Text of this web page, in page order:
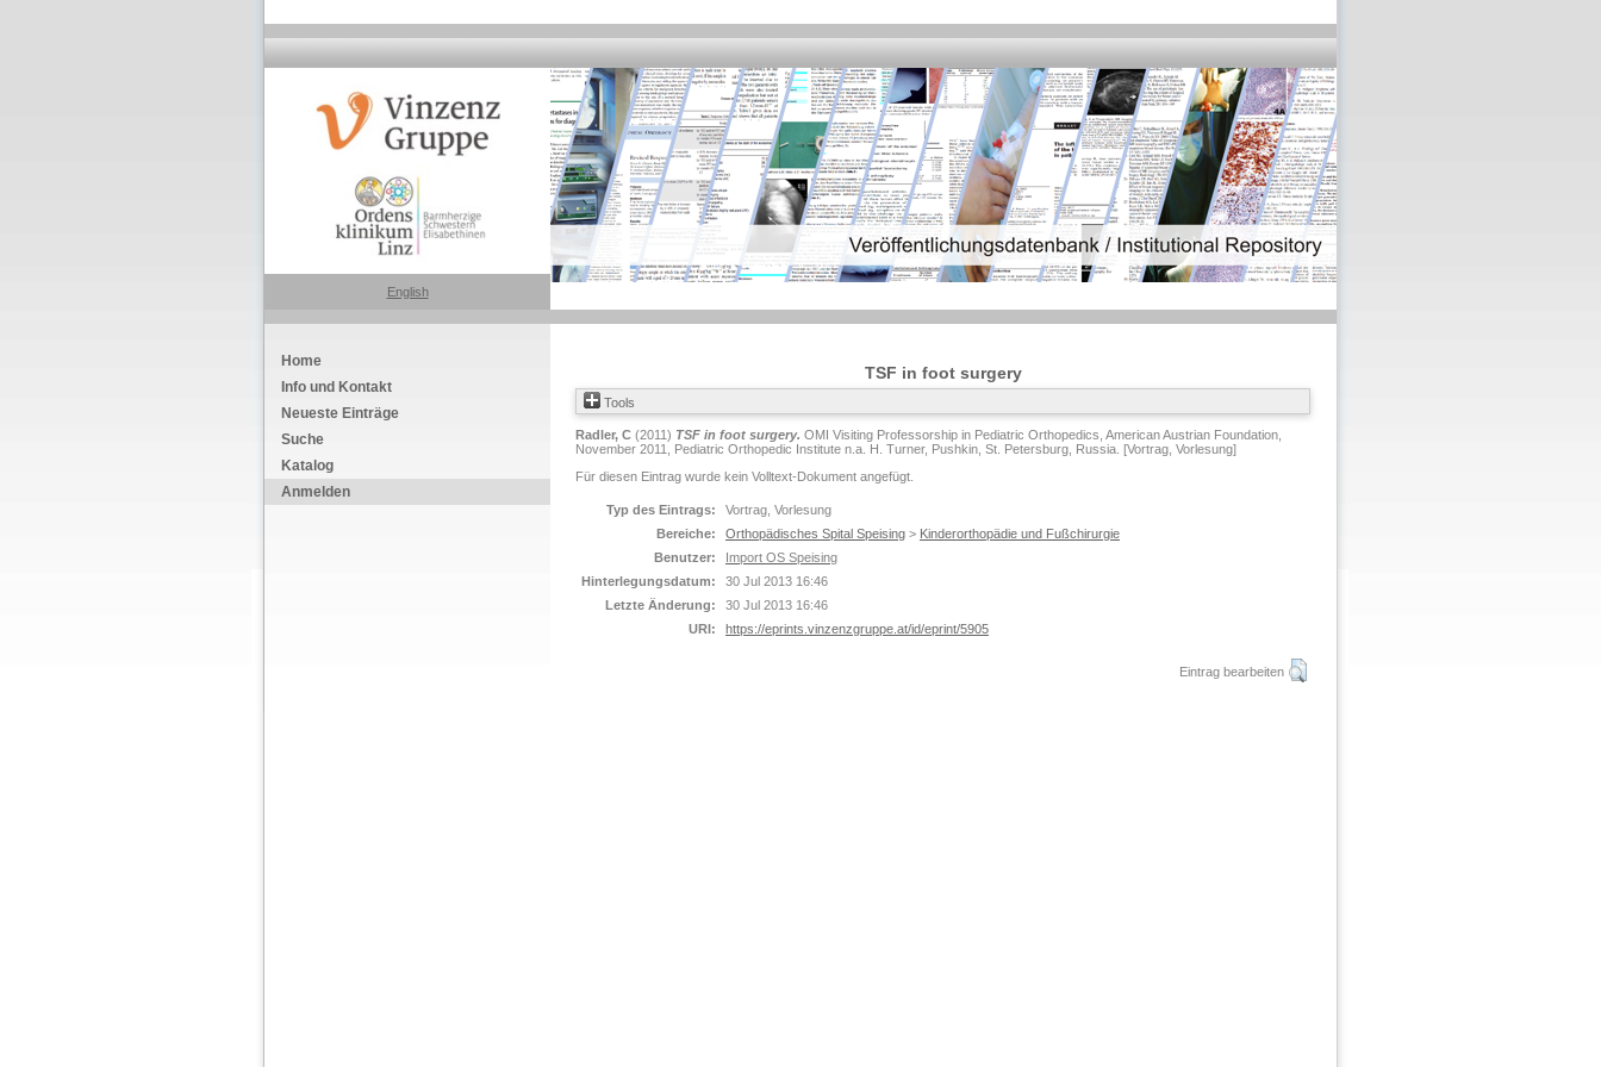
English
Home
Info und Kontakt
Neueste Einträge
Suche
Katalog
Anmelden
TSF in foot surgery
Tools
Radler, C (2011) TSF in foot surgery. OMI Visiting Professorship in Pediatric Orthopedics, American Austrian Foundation,
November 2011, Pediatric Orthopedic Institute n.a. H. Turner, Pushkin, St. Petersburg, Russia. [Vortrag, Vorlesung]
Für diesen Eintrag wurde kein Volltext-Dokument angefügt.
Typ des Eintrags:
Vortrag, Vorlesung
Bereiche:
Orthopädisches Spital Speising > Kinderorthopädie und Fußchirurgie
Benutzer:
Import OS Speising
Hinterlegungsdatum:
30 Jul 2013 16:46
Letzte Änderung:
30 Jul 2013 16:46
URI:
https://eprints.vinzenzgruppe.at/id/eprint/5905
Eintrag bearbeiten